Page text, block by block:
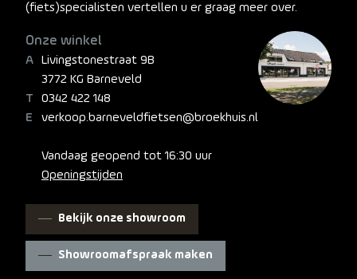
(fiets)specialisten vertellen u er graag meer over.
Onze winkel
Livingstonestraat 9B
3772 KG Barneveld
0342 422 148
verkoop.barneveldfietsen@broekhuis.nl
Vandaag geopend tot 16:30 uur
Openingstijden
Bekijk onze showroom
Showroomafspraak maken